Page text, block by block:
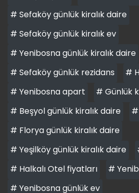
# Sefaköy günlük kiralık daire
# Sefaköy günlük kiralık ev
# Yenibosna günlük kiralık daire
# Sefaköy günlük rezidans
#
# Yenibosna apart
# Günlük
# Beşyol günlük kiralık daire
#
# Florya günlük kiralık daire
# Yeşilköy günlük kiralık daire
# Halkalı Otel fiyatları
#
# Yenibosna günlük ev